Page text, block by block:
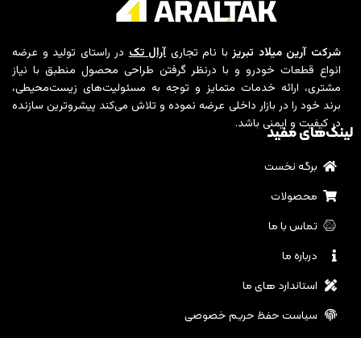
شرکت آرین میلاد تبریزبا نام تجاریآرال تکدر راستای تولید و عرضه
انواع قطعات خودرو و با درنظر گرفتن طراحی محصول منطبق با نیاز
مشتری، ارائه خدمات متمایز و توجه به مسئولیت‌های زیست‌محیطی،
برند خود را در بازار داخلی عرضه نموده و تلاش می‌کند پیشروترین سازنده
در کیفیت و ایمنی باشد.
لینک‌های مفید
برگه نخست
محصولات
تماس با ما
درباره ما
استاندارد های ما
سیاست حفظ حریم خصوصی